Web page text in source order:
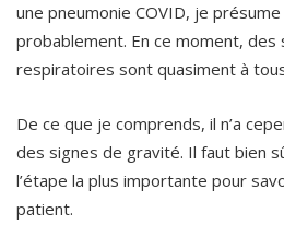
une pneumonie COVID, je présume
probablement. En ce moment, des
respiratoires sont quasiment à
De ce que je comprends, il n’a
des signes de gravité. Il faut bien
l’étape la plus importante pour
patient.